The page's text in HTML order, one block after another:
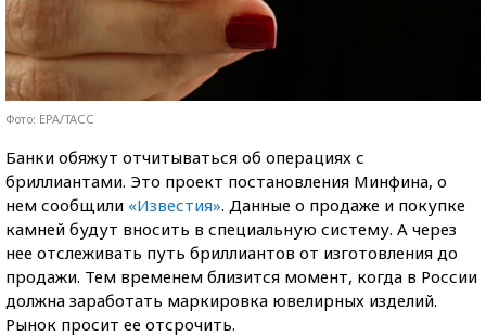
Фото: EPA/ТАСС
Банки обяжут отчитываться об операциях с
бриллиантами. Это проект постановления Минфина, о
нем сообщили «Известия». Данные о продаже и покупке
камней будут вносить в специальную систему. А через
нее отслеживать путь бриллиантов от изготовления до
продажи. Тем временем близится момент, когда в России
должна заработать маркировка ювелирных изделий.
Рынок просит ее отсрочить.